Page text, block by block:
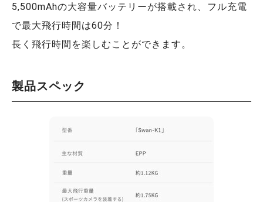
5,500mAhの大容量バッテリーが搭載され、フル充電
で最大飛行時間は60分！
長く飛行時間を楽しむことができます。
製品スペック